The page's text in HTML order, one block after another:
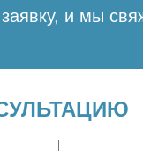
заявку, и мы